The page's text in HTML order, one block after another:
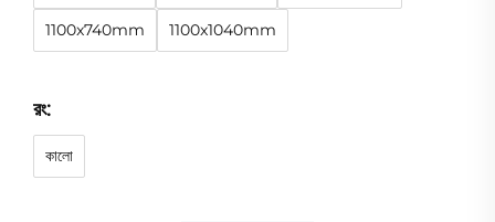
1100x740mm 1100x1040mm
রং:
কালো